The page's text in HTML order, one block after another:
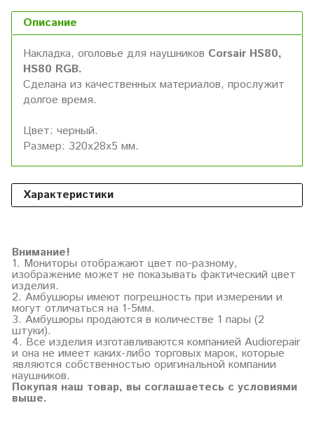
Описание
Накладка, оголовье для наушников Corsair HS80,
HS80 RGB.
Сделана из качественных материалов, прослужит
долгое время.
Цвет: черный.
Размер: 320х28х5 мм.
Характеристики
Внимание!
1. Мониторы отображают цвет по-разному,
изображение может не показывать фактический цвет
изделия.
2. Амбушюры имеют погрешность при измерении и
могут отличаться на 1-5мм.
3. Амбушюры продаются в количестве 1 пары (2
штуки).
4. Все изделия изготавливаются компанией Audiorepair
и она не имеет каких-либо торговых марок, которые
являются собственностью оригинальной компании
наушников.
Покупая наш товар, вы соглашаетесь с условиями
выше.